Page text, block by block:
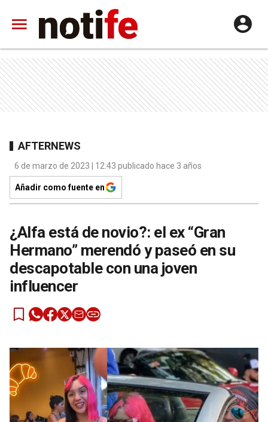
AFTERNEWS
6 de marzo de 2023 | 12:43 publicado hace 3 años
Añadir como fuente en
¿Alfa está de novio?: el ex “Gran
Hermano” merendó y paseó en su
descapotable con una joven
influencer